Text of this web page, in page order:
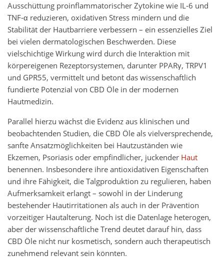
Ausschüttung proinflammatorischer Zytokine wie IL‑6 und
TNF‑α reduzieren, oxidativen Stress mindern und die
Stabilität der Hautbarriere verbessern – ein essenzielles Ziel
bei vielen dermatologischen Beschwerden. Diese
vielschichtige Wirkung wird durch die Interaktion mit
körpereigenen Rezeptorsystemen, darunter PPARγ, TRPV1
und GPR55, vermittelt und betont das wissenschaftlich
fundierte Potenzial von CBD Öle in der modernen
Hautmedizin.
Parallel hierzu wächst die Evidenz aus klinischen und
beobachtenden Studien, die CBD Öle als vielversprechende,
sanfte Ansatzmöglichkeiten bei Hautzuständen wie
Ekzemen, Psoriasis oder empfindlicher, juckender Haut
benennen. Insbesondere ihre antioxidativen Eigenschaften
und ihre Fähigkeit, die Talgproduktion zu regulieren, haben
Aufmerksamkeit erlangt – sowohl in der Linderung
bestehender Hautirritationen als auch in der Prävention
vorzeitiger Hautalterung. Noch ist die Datenlage heterogen,
aber der wissenschaftliche Trend deutet darauf hin, dass
CBD Öle nicht nur kosmetisch, sondern auch therapeutisch
zunehmend relevant sein könnten.